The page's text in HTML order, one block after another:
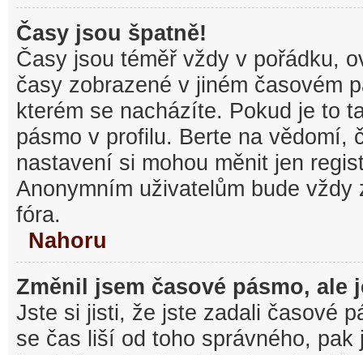
Časy jsou špatně!
Časy jsou téměř vždy v pořádku,
časy zobrazené v jiném časovém
kterém se nacházíte. Pokud je to
pásmo v profilu. Berte na vědomí,
nastavení si mohou měnit jen
Anonymním uživatelům bude
fóra.
Nahoru
Změnil jsem časové pásmo, ale
Jste si jisti, že jste zadali časové
se čas liší od toho správného, pak